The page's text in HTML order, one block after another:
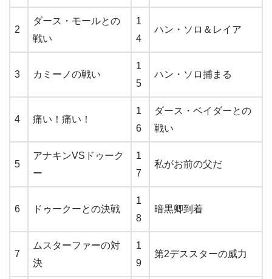
2
ダース・モールとの
戦い
1
4
ハン・ソロ＆レイア
3 カミーノの戦い
1
5
ハン・ソロ捕まる
4 痛い！痛い！
1
6
ダース・ベイダーとの
戦い
5
アナキンVSドゥーク
ー
1
7
私がお前の父だ
6 ドゥークーとの決戦
1
8
暗黒卿到着
7
ムスターファーの対
決
1
9
第2デススターの威力